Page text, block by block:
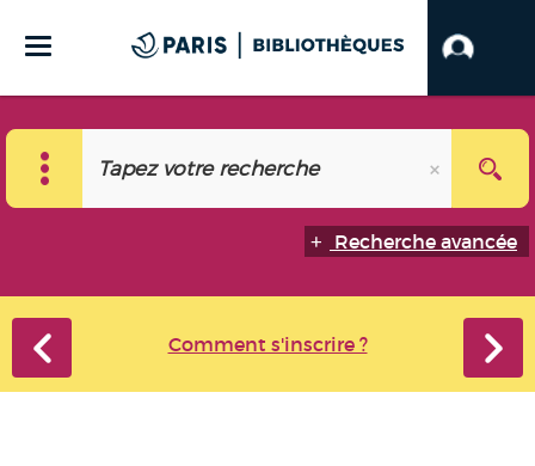
Recherche avancée
Comment s'inscrire ?